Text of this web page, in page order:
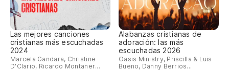
Las mejores canciones
cristianas más escuchadas
2024
Marcela Gandara, Christine
D'Clario, Ricardo Montaner...
Alabanzas cristianas de
adoración: las más
escuchadas 2026
Oasis Ministry, Priscilla & Luis
Bueno, Danny Berrios...